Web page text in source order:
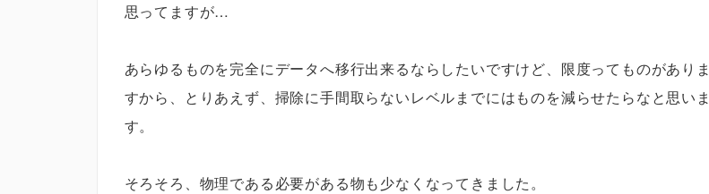
思ってますが…
あらゆるものを完全にデータへ移行出来るならしたいですけど、限度ってものがありま
すから、とりあえず、掃除に手間取らないレベルまでにはものを減らせたらなと思いま
す。
そろそろ、物理である必要がある物も少なくなってきました。